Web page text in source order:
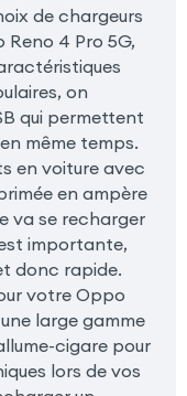
de chargeurs
4 Pro 5G,
on
qui permettent
même temps.
en voiture avec
en ampère
va se recharger
importante,
donc rapide.
votre Oppo
large gamme
cigare pour
lors de vos